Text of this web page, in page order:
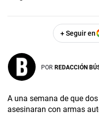
+ Seguir en
POR REDACCIÓN
A una semana de que
asesinaran con armas